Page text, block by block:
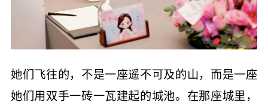
她们飞往的，不是一座遥不可及的山，而是一座
她们用双手一砖一瓦建起的城池。在那座城里，